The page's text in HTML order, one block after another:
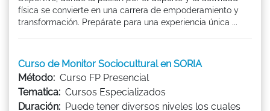
física se convierte en una carrera de empoderamiento y
transformación. Prepárate para una experiencia única ...
Curso de Monitor Sociocultural en SORIA
Método: Curso FP Presencial
Tematica: Cursos Especializados
Duración: Puede tener diversos niveles los cuales